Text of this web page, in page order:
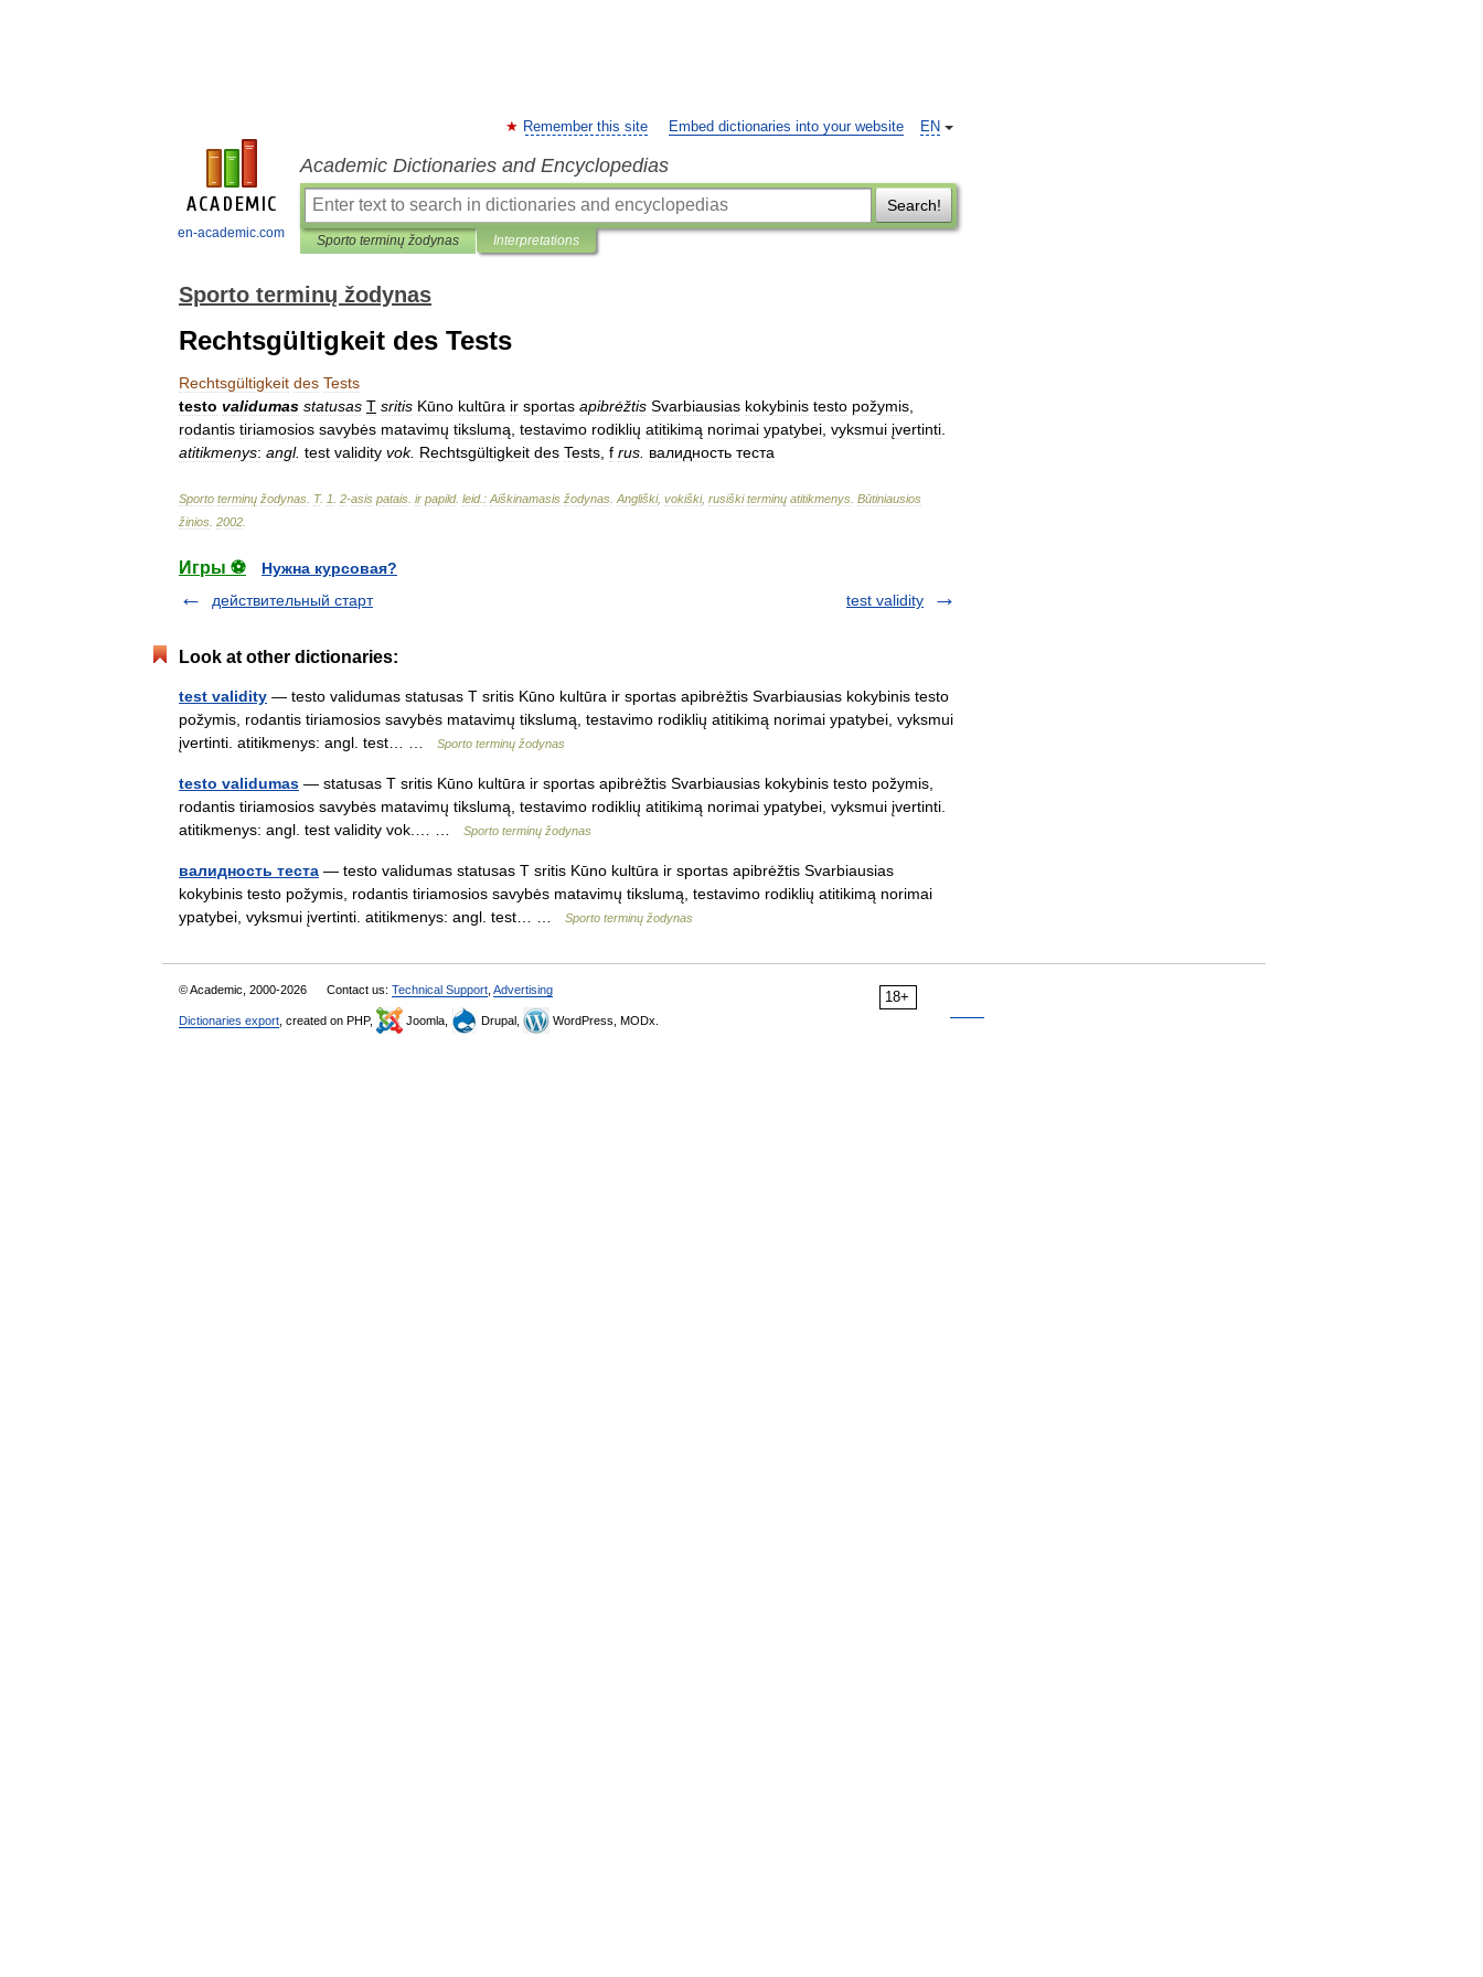
en-academic.com
EN
Remember this site Embed dictionaries into your website
Academic Dictionaries and Encyclopedias
Search!
Sporto terminų žodynas Interpretations
Sporto terminų žodynas
Rechtsgültigkeit des Tests
Rechtsgültigkeit des Tests
testo validumas statusas T sritis Kūno kultūra ir sportas apibrėžtis Svarbiausias kokybinis testo požymis
rodantis tiriamosios savybės matavimų tikslumą testavimo rodiklių atitikimą norimai ypatybei vyksmui įvertinti
atitikmenys: angl. test validity vok. Rechtsgültigkeit des Tests f rus валидность теста
Sporto terminų žodynas T. 1 2-asis patais ir papild. leid. : Aiškinamasis žodynas Angliški, vokiški, rusiški terminų atitikmenys Būtiniausios
žinios 2002
Игры ⚽
Нужна курсовая?
действительный старт
test validity
Look at other dictionaries:
test validity — testo validumas statusas T sritis Kūno kultūra ir sportas apibrėžtis Svarbiausias kokybinis testo
požymis, rodantis tiriamosios savybės matavimų tikslumą, testavimo rodiklių atitikimą norimai ypatybei, vyksmui
įvertinti. atitikmenys: angl. test… …
Sporto terminų žodynas
testo validumas — statusas T sritis Kūno kultūra ir sportas apibrėžtis Svarbiausias kokybinis testo požymis,
rodantis tiriamosios savybės matavimų tikslumą, testavimo rodiklių atitikimą norimai ypatybei, vyksmui įvertinti.
atitikmenys: angl. test validity vok.… …
Sporto terminų žodynas
валидность теста — testo validumas statusas T sritis Kūno kultūra ir sportas apibrėžtis Svarbiausias
kokybinis testo požymis, rodantis tiriamosios savybės matavimų tikslumą, testavimo rodiklių atitikimą norimai
ypatybei, vyksmui įvertinti. atitikmenys: angl. test… …
Sporto terminų žodynas
18+
© Academic, 2000-2026 Contact us: Technical Support Advertising
Dictionaries export , created on PHP, Joomla, Drupal, WordPress, MODx.